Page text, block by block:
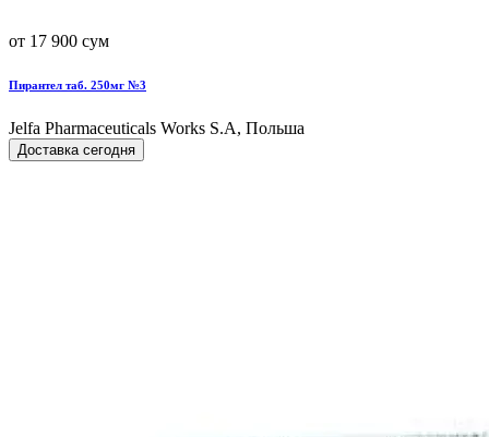
от 17 900 сум
Пирантел таб. 250мг №3
Jelfa Pharmaceuticals Works S.A, Польша
Доставка сегодня